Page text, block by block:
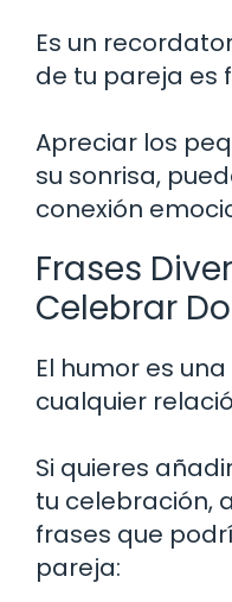
Es un
de tu pareja es
Apreciar los
su sonrisa,
conexión
Frases
Celebrar
El humor es
cualquier
Si quieres
tu celebración,
frases que
pareja: